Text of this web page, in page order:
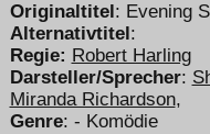
Originaltitel : Evening
Alternativtitel :
Regie: Robert Harling
Darsteller/Sprecher:
Miranda Richardson,
Genre: - Komödie